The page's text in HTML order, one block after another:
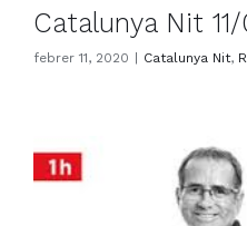
Catalunya Nit
febrer 11, 2020 Catalunya Nit,